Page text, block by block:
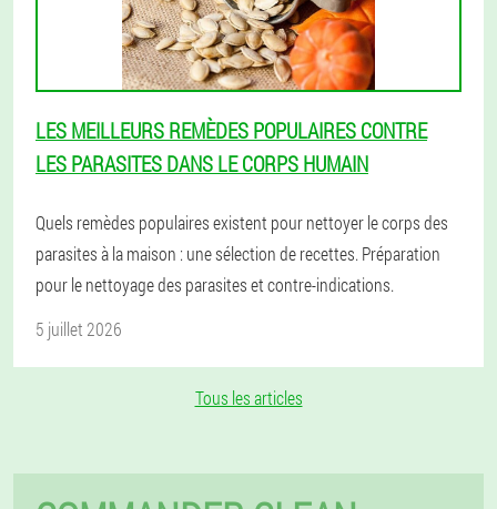
LES MEILLEURS REMÈDES POPULAIRES CONTRE
LES PARASITES DANS LE CORPS HUMAIN
Quels remèdes populaires existent pour nettoyer le corps des
parasites à la maison : une sélection de recettes. Préparation
pour le nettoyage des parasites et contre-indications.
5 juillet 2026
Tous les articles